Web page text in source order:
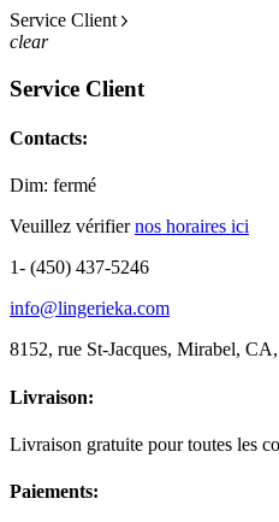
Service Client
clear
Service Client
Contacts:
Dim: fermé
Veuillez vérifiernos horaires ici
1- (450) 437-5246
info@lingerieka.com
8152, rue St-Jacques, Mirabel,
Livraison:
Livraison gratuite pour toutes les
Paiements: